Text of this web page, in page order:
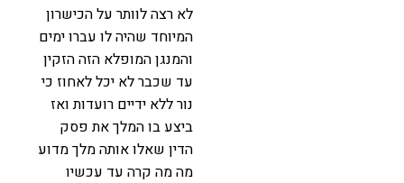
לא רצה לוותר על הכישרון
המיוחד שהיה לו עברו ימים
והמנגן המופלא הזה הזקין
עד שכבר לא יכל לאחוז כי
נור ללא ידיים רועדות ואז
ביצע בו המלך את פסק
הדין שאלו אותה מלך מדוע
מה מה קרה עד עכשיו